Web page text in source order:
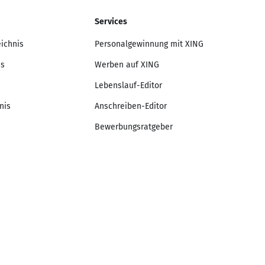
Services
Personalgewinnung mit XING
Werben auf XING
Lebenslauf-Editor
Anschreiben-Editor
Bewerbungsratgeber